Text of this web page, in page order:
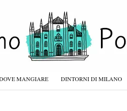
MANGIARE DINTORNI DI MILANO